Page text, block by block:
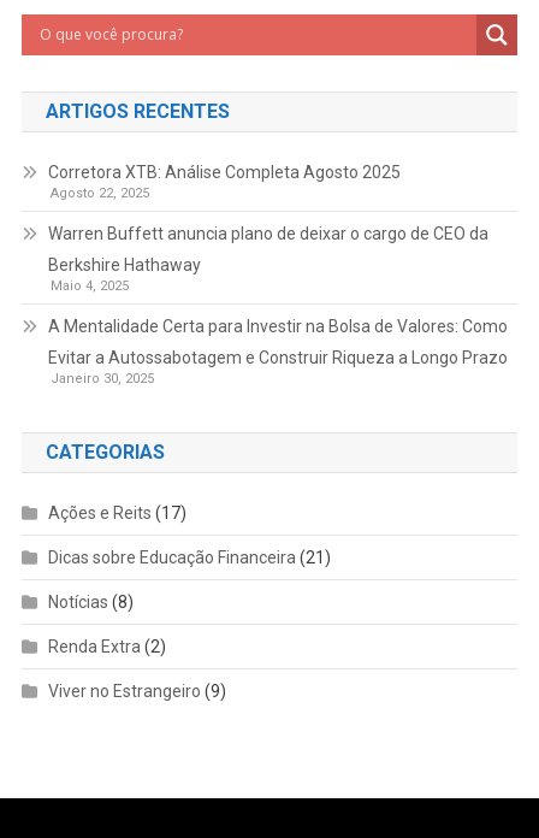
ARTIGOS RECENTES
Corretora XTB: Análise Completa Agosto 2025
Agosto 22, 2025
Warren Buffett anuncia plano de deixar o cargo de CEO da
Berkshire Hathaway
Maio 4, 2025
A Mentalidade Certa para Investir na Bolsa de Valores: Como
Evitar a Autossabotagem e Construir Riqueza a Longo Prazo
Janeiro 30, 2025
CATEGORIAS
Ações e Reits (17)
Dicas sobre Educação Financeira (21)
Notícias (8)
Renda Extra (2)
Viver no Estrangeiro (9)